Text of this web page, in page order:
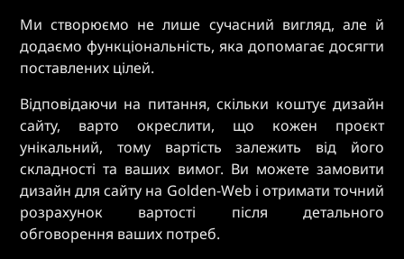
Ми створюємо не лише сучасний вигляд, але й
додаємо функціональність, яка допомагає досягти
поставлених цілей.
Відповідаючи на питання, скільки коштує дизайн
сайту, варто окреслити, що кожен проєкт
унікальний, тому вартість залежить від його
складності та ваших вимог. Ви можете замовити
дизайн для сайту на Golden-Web і отримати точний
розрахунок вартості після детального
обговорення ваших потреб.